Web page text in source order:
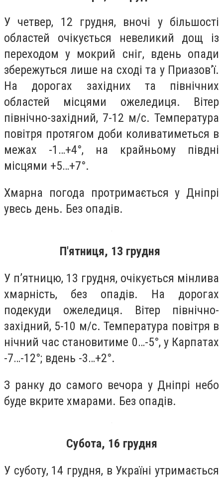
У четвер, 12 грудня, вночі у більшості
областей очікується невеликий дощ із
переходом у мокрий сніг, вдень опади
збережуться лише на сході та у Приазов’ї.
На дорогах західних та північних
областей місцями ожеледиця. Вітер
північно-західний, 7-12 м/с. Температура
повітря протягом доби коливатиметься в
межах -1…+4°, на крайньому півдні
місцями +5…+7°.
Хмарна погода протримається у Дніпрі
увесь день. Без опадів.
П'ятниця, 13 грудня
У п’ятницю, 13 грудня, очікується мінлива
хмарність, без опадів. На дорогах
подекуди ожеледиця. Вітер північно-
західний, 5-10 м/с. Температура повітря в
нічний час становитиме 0…-5°, у Карпатах
-7…-12°; вдень -3…+2°.
З ранку до самого вечора у Дніпрі небо
буде вкрите хмарами. Без опадів.
Субота, 16 грудня
У суботу, 14 грудня, в Україні утримається